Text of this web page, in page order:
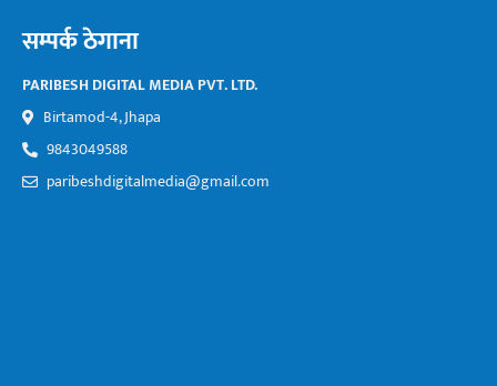
सम्पर्क ठेगाना
PARIBESH DIGITAL MEDIA PVT. LTD.
Birtamod-4, Jhapa
9843049588
paribeshdigitalmedia@gmail.com